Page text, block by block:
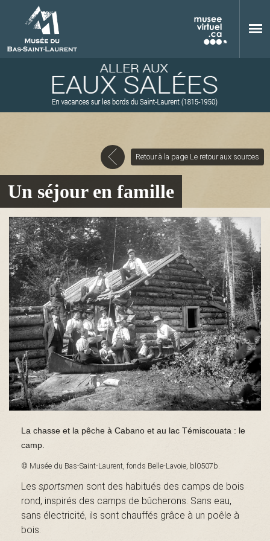
M
u
s
é
e
Retour à la page Le retour aux sources
Un séjour en famille
La chasse et la pêche à Cabano et au lac Témiscouata : le
camp.
© Musée du Bas-Saint-Laurent, fonds Belle-Lavoie, bl0507b.
Les sportsmen sont des habitués des camps de bois
rond, inspirés des camps de bûcherons. Sans eau,
sans électricité, ils sont chauffés grâce à un poêle à
bois.